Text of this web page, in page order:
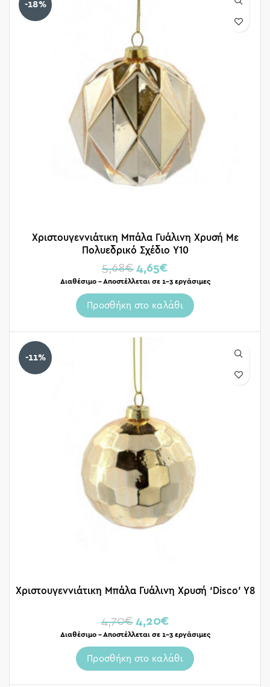
-18%
Χριστουγεννιάτικη Μπάλα Γυάλινη Χρυσή Με
Πολυεδρικό Σχέδιο Υ10
5,68€ 4,65€
Διαθέσιμο – Αποστέλλεται σε 1-3 εργάσιμες
Προσθήκη στο καλάθι
-11%
Χριστουγεννιάτικη Μπάλα Γυάλινη Χρυσή ‘Disco’ Y8
4,70€ 4,20€
Διαθέσιμο – Αποστέλλεται σε 1-3 εργάσιμες
Προσθήκη στο καλάθι